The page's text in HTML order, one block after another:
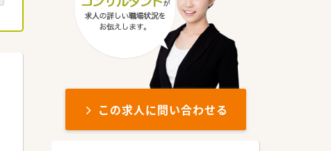
この求人に問い合わせる